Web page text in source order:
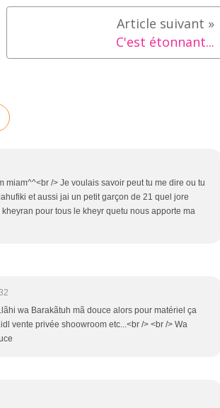
C'est étonnant...
miam^^<br /> Je voulais savoir peut tu me dire ou tu
et aussi jai un petit garçon de 21 quel jore
pour tous le kheyr quetu nous apporte ma
wa Barakãtuh mã douce alors pour matériel ça
vente privée shoowroom etc...<br /> <br /> Wa